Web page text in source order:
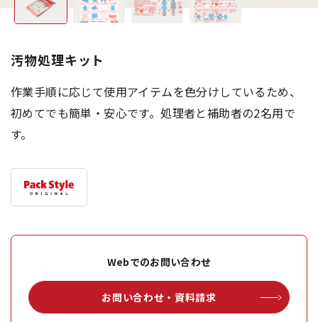
汚物処理キット
作業手順に応じて使用アイテムを色分けしているため、
初めてでも簡単・安心です。処理者と補助者の2名用で
す。
Webでのお問い合わせ
お問い合わせ・資料請求